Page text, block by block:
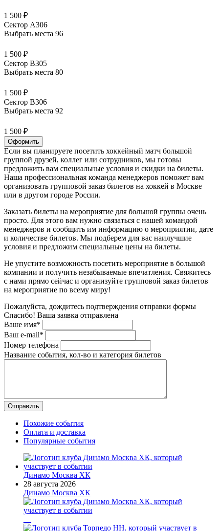
1 500 ₽
Сектор А306
Выбрать места 96
1 500 ₽
Сектор В305
Выбрать места 80
1 500 ₽
Сектор В306
Выбрать места 92
1 500 ₽
Оформить
Если вы планируете посетить хоккейный матч большой
группой друзей, коллег или сотрудников, мы готовы
предложить вам специальные условия и скидки на билеты.
Наша профессиональная команда менеджеров поможет вам
организовать групповой заказ билетов на хоккей в Москве
или в другом городе России.
Заказать билеты на мероприятие для большой группы очень
просто. Для этого вам нужно связаться с нашей командой
менеджеров и сообщить им информацию о мероприятии, дате
и количестве билетов. Мы подберем для вас наилучшие
условия и предложим специальные цены на билеты.
Не упустите возможность посетить мероприятие в большой
компании и получить незабываемые впечатления. Свяжитесь
с нами прямо сейчас и организуйте групповой заказ билетов
на мероприятие по всему миру!
Пожалуйста, дождитесь подтверждения отправки формы
Спасибо! Ваша заявка отправлена
Ваше имя*
Ваш e-mail*
Номер телефона
Название события, кол-во и категория билетов
Похожие события
Оплата и доставка
Популярные события
Динамо Москва ХК
28 августа 2026
Динамо Москва ХК
—